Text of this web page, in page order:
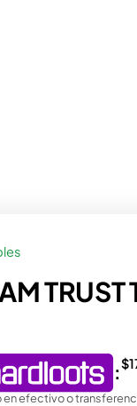
TRUST
:$
en efectivo o